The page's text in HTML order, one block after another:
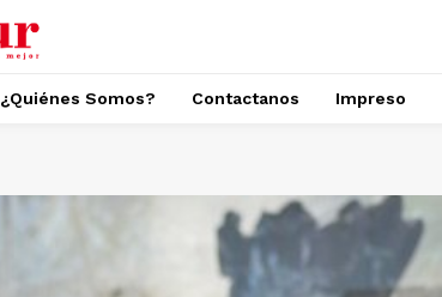
¿Quiénes Somos? Contactanos Impreso